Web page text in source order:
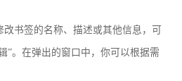
书签的名称、描述或其他信息，可
”。在弹出的窗口中，你可以根据需